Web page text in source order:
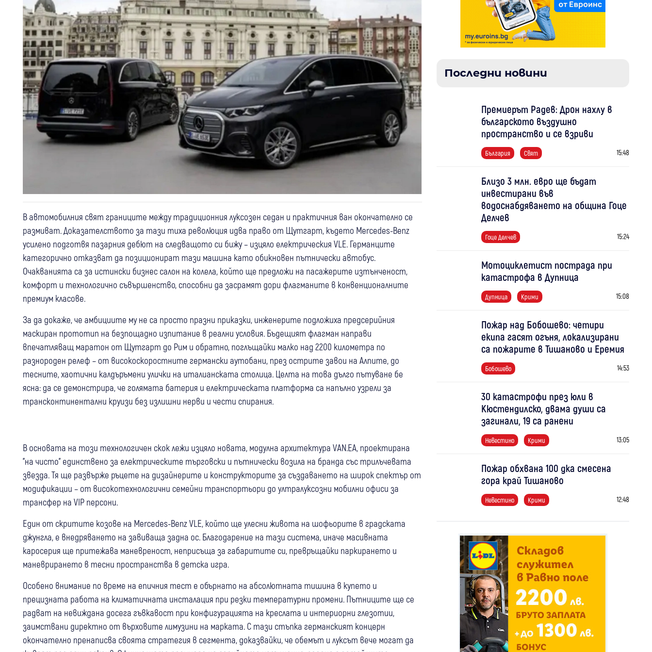
В автомобилния свят границите между традиционния луксозен седан и практичния ван окончателно се
размиват. Доказателството за тази тиха революция идва право от Щутгарт, където Mercedes-Benz
усилено подготвя пазарния дебют на следващото си бижу – изцяло електрическия VLE. Германците
категорично отказват да позиционират тази машина като обикновен пътнически автобус.
Очакванията са за истински бизнес салон на колела, който ще предложи на пасажерите изтънченост,
комфорт и технологично съвършенство, способни да засрамят дори флагманите в конвенционалните
премиум класове.
За да докаже, че амбициите му не са просто празни приказки, инженерите подложиха предсерийния
маскиран прототип на безпощадно изпитание в реални условия. Бъдещият флагман направи
впечатляващ маратон от Щутгарт до Рим и обратно, поглъщайки малко над 2200 километра по
разнороден релеф – от високоскоростните германски аутобани, през острите завои на Алпите, до
тесните, хаотични калдъръмени улички на италианската столица. Целта на това дълго пътуване бе
ясна: да се демонстрира, че голямата батерия и електрическата платформа са напълно узрели за
трансконтинентални круизи без излишни нерви и чести спирания.
В основата на този технологичен скок лежи изцяло новата, модулна архитектура VAN.EA, проектирана
"на чисто" единствено за електрическите търговски и пътнически возила на бранда със трилъчевата
звезда. Тя ще развърже ръцете на дизайнерите и конструкторите за създаването на широк спектър от
модификации – от високотехнологични семейни транспортьори до ултралуксозни мобилни офиси за
трансфер на VIP персони.
Един от скритите козове на Mercedes-Benz VLE, който ще улесни живота на шофьорите в градската
джунгла, е внедряването на завиваща задна ос. Благодарение на тази система, иначе масивната
каросерия ще притежава маневреност, неприсъща за габаритите си, превръщайки паркирането и
маневрирането в тесни пространства в детска игра.
Особено внимание по време на епичния тест е обърнато на абсолютната тишина в купето и
прецизната работа на климатичната инсталация при резки температурни промени. Пътниците ще се
радват на невиждана досега гъвкавост при конфигурацията на креслата и интериорни глезотии,
заимствани директно от върховите лимузини на марката. С тази стъпка германският концерн
окончателно пренаписва своята стратегия в сегмента, доказвайки, че обемът и луксът вече могат да
Последни новини
Премиерът Радев: Дрон нахлу в
българското въздушно
пространство и се взриви
България Свят 15:48
Близо 3 млн. евро ще бъдат
инвестирани във
водоснабдяването на община Гоце
Делчев
Гоце Делчев 15:24
Мотоциклетист пострада при
катастрофа в Дупница
Дупница Крими 15:08
Пожар над Бобошево: четири
екипа гасят огъня, локализирани
са пожарите в Тишаново и Еремия
Бобошево 14:53
30 катастрофи през юли в
Кюстендилско, двама души са
загинали, 19 са ранени
Невестино Крими 13:05
Пожар обхвана 100 дка смесена
гора край Тишаново
Невестино Крими 12:48